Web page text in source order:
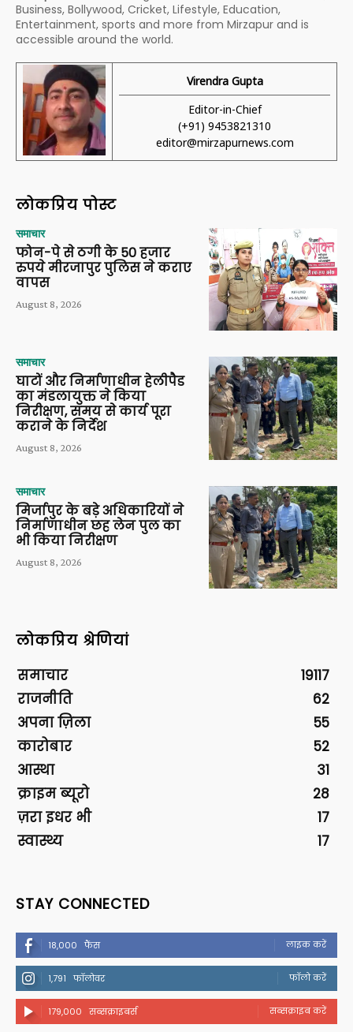
Business, Bollywood, Cricket, Lifestyle, Education,
Entertainment, sports and more from Mirzapur and is
accessible around the world.
Virendra Gupta
Editor-in-Chief
(+91) 9453821310
editor@mirzapurnews.com
लोकप्रिय पोस्ट
समाचार
फोन-पे से ठगी के 50 हजार
रुपये मीरजापुर पुलिस ने कराए
वापस
August 8, 2026
समाचार
घाटों और निर्माणाधीन हेलीपैड
का मंडलायुक्त ने किया
निरीक्षण, समय से कार्य पूरा
कराने के निर्देश
August 8, 2026
समाचार
मिर्जापुर के बड़े अधिकारियों ने
निर्माणाधीन छह लेन पुल का
भी किया निरीक्षण
August 8, 2026
लोकप्रिय श्रेणियां
समाचार
19117
राजनीति
62
अपना ज़िला
55
कारोबार
52
आस्था
31
क्राइम ब्यूरो
28
ज़रा इधर भी
17
स्वास्थ्य
17
STAY CONNECTED
18,000 फैंस लाइक करें
1,791 फॉलोवर फॉलो करें
179,000 सब्सक्राइबर्स सब्सक्राइब करें